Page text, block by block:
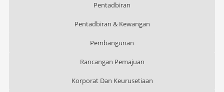
Pentadbiran
Pentadbiran & Kewangan
Pembangunan
Rancangan Pemajuan
Korporat Dan Keurusetiaan